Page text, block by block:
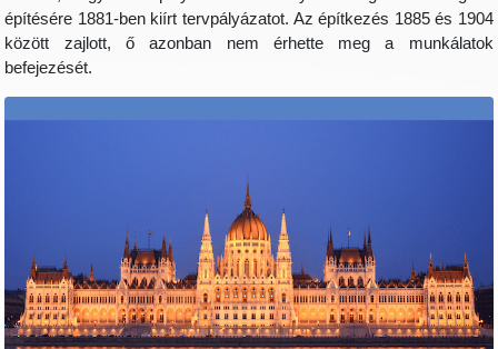
építésére 1881-ben kiírt tervpályázatot. Az építkezés 1885 és 1904
között zajlott, ő azonban nem érhette meg a munkálatok
befejezését.